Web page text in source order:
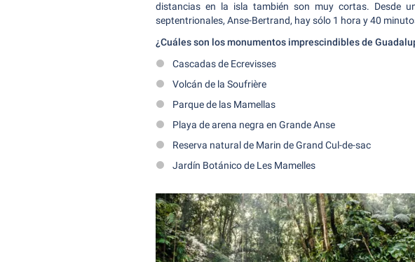
distancias en la isla también son muy cortas. Desde
septentrionales, Anse-Bertrand, hay sólo 1 hora y 40
¿Cuáles son los monumentos imprescindibles de
Cascadas de Ecrevisses
Volcán de la Soufrière
Parque de las Mamellas
Playa de arena negra en Grande Anse
Reserva natural de Marin de Grand Cul-de-sac
Jardín Botánico de Les Mamelles